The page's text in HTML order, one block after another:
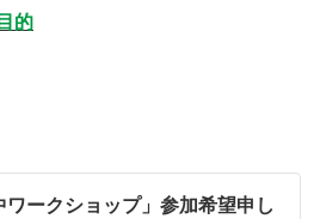
的
ークショップ」参加希望申し